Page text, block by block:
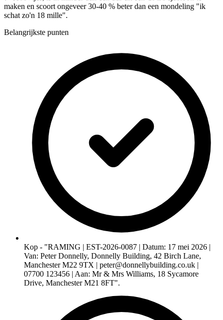
maken en scoort ongeveer 30-40 % beter dan een mondeling "ik
schat zo'n 18 mille".
Belangrijkste punten
Kop - "RAMING | EST-2026-0087 | Datum: 17 mei 2026 |
Van: Peter Donnelly, Donnelly Building, 42 Birch Lane,
Manchester M22 9TX | peter@donnellybuilding.co.uk |
07700 123456 | Aan: Mr & Mrs Williams, 18 Sycamore
Drive, Manchester M21 8FT".